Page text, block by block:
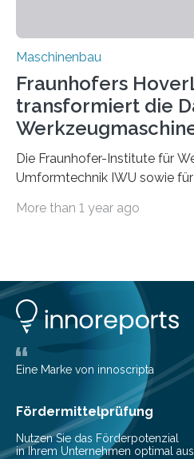
Maschinenbau
Fraunhofers
transformiert die
Die Fraunhofer-Institute für
Umformtechnik IWU sowie
Durchbruch in der
partikelgefüllten Hohlkugeln
bisher unerreichten
Steifigkeit und
Gemeinschaftsprojekt mit
gelang nun erstmals der
bei Serienmaschinen
besser dämpft. Und das bei
von 20…
More than 1 year ago
Eine Marke von innoscripta
Fördermittelprüfung
Nutzen Sie das Förderpotenzial
in Ihrem Unternehmen optimal